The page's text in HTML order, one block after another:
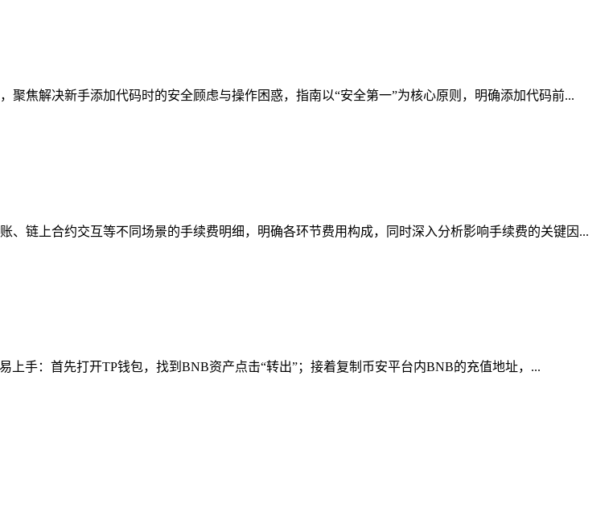
聚焦解决新手添加代码时的安全顾虑与操作困惑，指南以“安全第一”为核心原则，明确添加代码前...
、链上合约交互等不同场景的手续费明细，明确各环节费用构成，同时深入分析影响手续费的关键因...
手：首先打开TP钱包，找到BNB资产点击“转出”；接着复制币安平台内BNB的充值地址，...